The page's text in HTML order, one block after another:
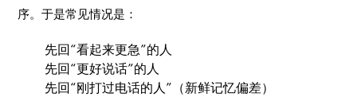
序。于是常见情况是：
先回“看起来更急”的人
先回“更好说话”的人
先回“刚打过电话的人”（新鲜记忆偏差）